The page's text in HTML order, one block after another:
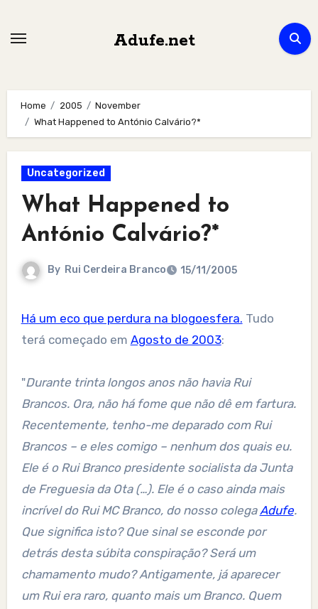
Adufe.net
Home 2005
November
What Happened to António Calvário?*
Uncategorized
What Happened to
António Calvário?*
By Rui Cerdeira Branco 15/11/2005
Há um eco que perdura na blogoesfera. Tudo
terá começado em Agosto de 2003:
"Durante trinta longos anos não havia Rui
Brancos. Ora, não há fome que não dê em fartura.
Recentemente, tenho-me deparado com Rui
Brancos – e eles comigo – nenhum dos quais eu.
Ele é o Rui Branco presidente socialista da Junta
de Freguesia da Ota (…). Ele é o caso ainda mais
incrível do Rui MC Branco, do nosso colegaAdufe.
Que significa isto? Que sinal se esconde por
detrás desta súbita conspiração? Será um
chamamento mudo? Antigamente, já aparecer
um Rui era raro, quanto mais um Branco. Quem